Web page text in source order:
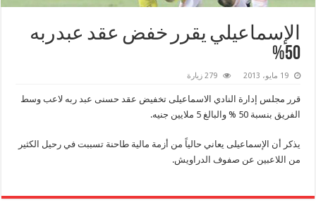
الإسماعيلي يقرر خفض عقد عبدربه
50%
19 مايو، 2013 279 زيارة
قرر مجلس إدارة النادي الاسماعيلى تخفيض عقد حسنى عبد ربه لاعب وسط
الفريق بنسبة 50 % والبالغ 5 ملايين جنيه.
يذكر أن الإسماعيلى يعاني حالياً من أزمة مالية طاحنة تسببت في رحيل الكثير
من اللاعبين عن صفوف الدراويش.